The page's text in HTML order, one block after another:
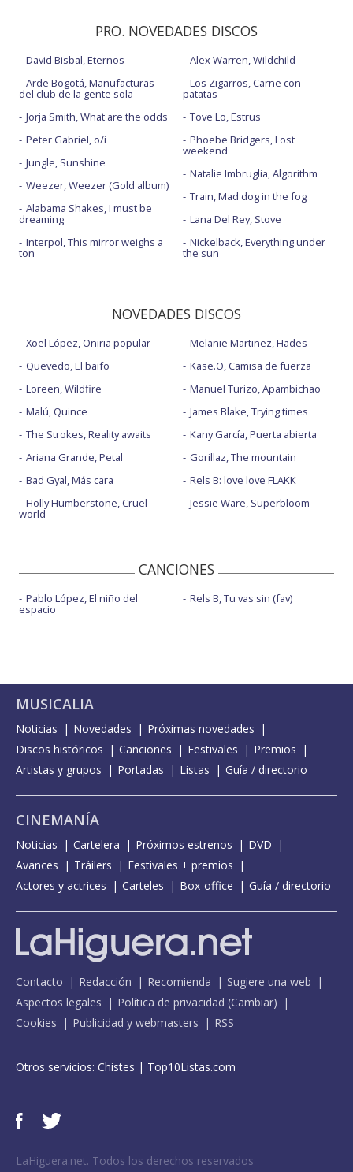
PRO. NOVEDADES DISCOS
David Bisbal, Eternos
Arde Bogotá, Manufacturas
del club de la gente sola
Jorja Smith, What are the odds
Peter Gabriel, o/i
Jungle, Sunshine
Weezer, Weezer (Gold album)
Alabama Shakes, I must be
dreaming
Interpol, This mirror weighs a
ton
Alex Warren, Wildchild
Los Zigarros, Carne con
patatas
Tove Lo, Estrus
Phoebe Bridgers, Lost
weekend
Natalie Imbruglia, Algorithm
Train, Mad dog in the fog
Lana Del Rey, Stove
Nickelback, Everything under
the sun
NOVEDADES DISCOS
Xoel López, Oniria popular
Quevedo, El baifo
Loreen, Wildfire
Malú, Quince
The Strokes, Reality awaits
Ariana Grande, Petal
Bad Gyal, Más cara
Holly Humberstone, Cruel
world
Melanie Martinez, Hades
Kase.O, Camisa de fuerza
Manuel Turizo, Apambichao
James Blake, Trying times
Kany García, Puerta abierta
Gorillaz, The mountain
Rels B: love love FLAKK
Jessie Ware, Superbloom
CANCIONES
Pablo López, El niño del
espacio
Rels B, Tu vas sin (fav)
MUSICALIA
Noticias Novedades
Próximas novedades
Discos históricos
Canciones Festivales
Premios
Artistas y grupos
Portadas Listas Guía / directorio
CINEMANÍA
Noticias Cartelera Próximos estrenos
DVD
Avances
Tráilers
Festivales + premios
Actores y actrices
Carteles Box-office Guía / directorio
Contacto Redacción Recomienda
Sugiere una web
Aspectos legales
Política de privacidad (Cambiar)
Cookies
Publicidad y webmasters RSS
Otros servicios: Chistes | Top10Listas.com
LaHiguera.net. Todos los derechos reservados